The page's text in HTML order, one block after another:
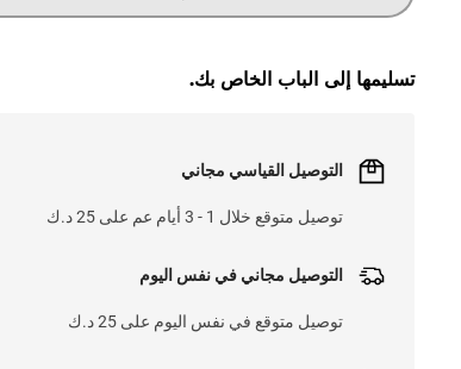
تسليمها إلى الباب الخاص بك.
التوصيل القياسي مجاني
توصيل متوقع خلال 1 - 3 أيام عم على 25 د.ك
التوصيل مجاني في نفس اليوم
توصيل متوقع في نفس اليوم على 25 د.ك